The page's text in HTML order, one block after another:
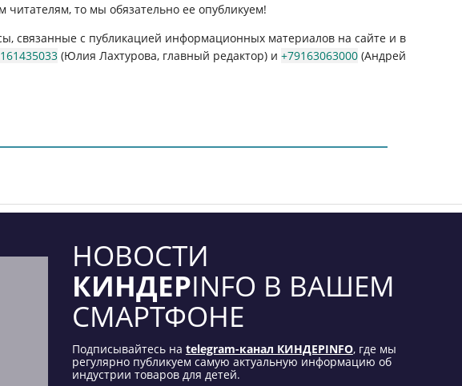
то мы обязательно ее опубликуем!
связанные с публикацией информационных материалов на сайте и в
(Юлия Лахтурова, главный редактор) и+79163063000 (Андрей
НОВОСТИ
КИНДЕРINFO В ВАШЕМ
СМАРТФОНЕ
Подписывайтесь на telegram-канал КИНДЕРINFO, где мы
регулярно публикуем самую актуальную информацию об
индустрии товаров для детей.